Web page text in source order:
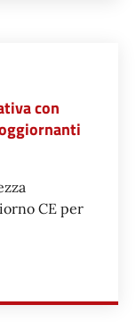
con
CE per